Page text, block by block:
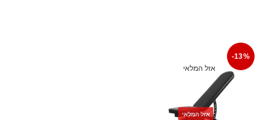
-13%
אזל המלאי
אזל המלאי